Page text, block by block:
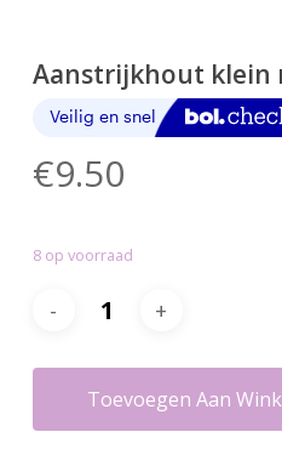
Aanstrijkhout klein
€9.50
8 op voorraad
Toevoegen Aan